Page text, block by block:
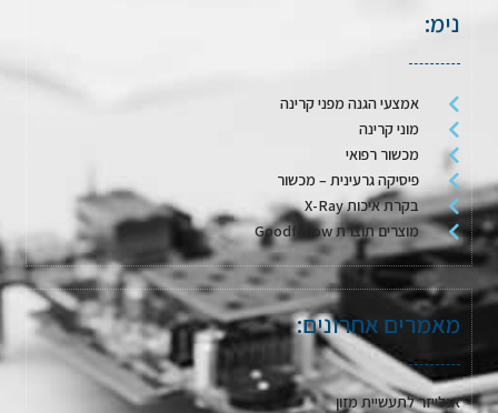
נימ:
אמצעי הגנה מפני קרינה
מוני קרינה
מכשור רפואי
פיסיקה גרעינית – מכשור
בקרת איכות X-Ray
מוצרים תוצרת Goodfellow
מאמרים אחרונים:
אנלייזר לתעשיית מזון